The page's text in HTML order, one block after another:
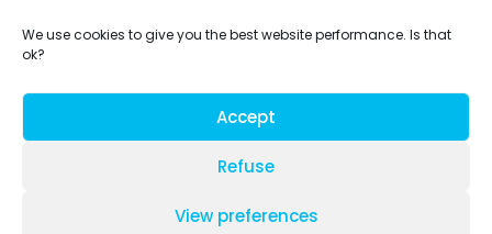
We use cookies to give you the best website performance. Is that
ok?
Accept
Refuse
View preferences
Nederland